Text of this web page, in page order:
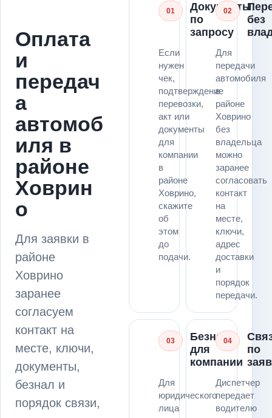
Оплата
и
передач
а
автомоб
иля в
районе
Ховрин
о
Для заявки в
районе
Ховрино
заранее
согласуем
контакт на
месте, ключи,
документы,
безнал и
порядок связи,
01
Документы
по
запросу
Если
нужен
чек,
подтверждение
перевозки,
акт или
документы
для
компании
в
районе
Ховрино,
скажите
об
этом
до
подачи.
02
без
Для
передачи
автомобиля
в
районе
Ховрино
без
владельца
можно
заранее
согласовать
контакт
на
месте,
ключи,
адрес
доставки
и
порядок
передачи.
03
Безнал
для
компании
Для
юридического
лица
04
по
Диспетчер
передает
водителю